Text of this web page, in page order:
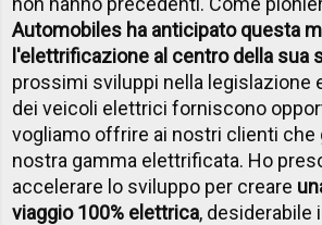
Automobiles ha anticipato questa
l'elettrificazione al centro della sua
prossimi sviluppi nella legislazione
dei veicoli elettrici forniscono
vogliamo offrire ai nostri clienti che
nostra gamma elettrificata. Ho
accelerare lo sviluppo per creare
viaggio 100% elettrica, desiderabile